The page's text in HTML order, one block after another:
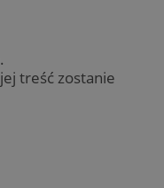
treść zostanie